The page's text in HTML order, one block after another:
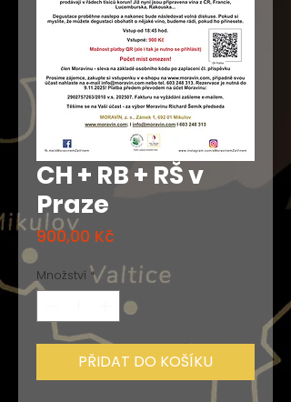
CH + RB + RŠ v
Praze
900,00 Kč
Množství *
PŘIDAT DO KOŠÍKU